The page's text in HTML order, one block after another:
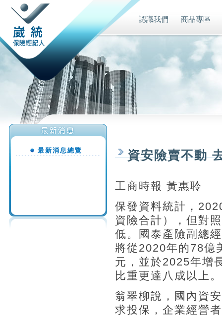
認識我們 商品專區
最新消息總覽 資安險賣不動
工商時報 黃惠聆
保發資料統計，
資險合計），但對
低。國泰產險副總
將從2020年的78億
元，並於2025年增
比重更達八成以上。
翁翠柳說，國內資
求投保，企業經營